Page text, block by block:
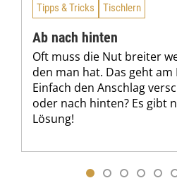
Tipps & Tricks Tischlern
Ab nach hinten
Oft muss die Nut breiter
den man hat. Das geht am
Einfach den Anschlag
oder nach hinten? Es gibt
Lösung!